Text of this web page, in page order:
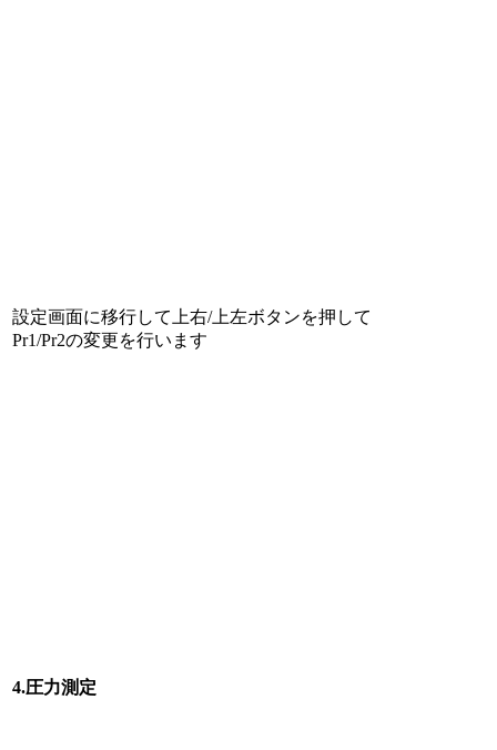
設定画面に移行して上右/上左ボタンを押して
Pr1/Pr2の変更を行います
4.圧力測定